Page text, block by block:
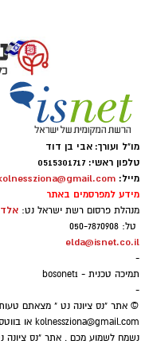
אבי בן דוד + צ'אט
סקר
גוש המפלגות
נתוני הסקר
"בית ציוני" אל
והצטרפות יואב
מו"ל ועורך: אבי בן דוד
טלפון ראשי: 0515301717
מייל:
מידע למפרסמים באתר
מנהלת פרסום רשת ישראל נט:
טל: 050-7870908
elda@isnet.co.il
-
תמיכה טכנית - bosonet1
-
© אתר "נס ציונה נט " מצאתם
kolnessziona@gmail.com
נשמח לשמוע מכם . אתר "נס ציונה